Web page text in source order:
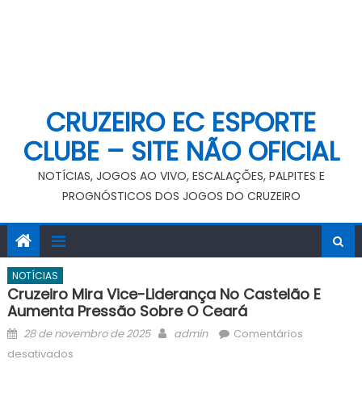
CRUZEIRO EC ESPORTE
CLUBE – SITE NÃO OFICIAL
NOTÍCIAS, JOGOS AO VIVO, ESCALAÇÕES, PALPITES E
PROGNÓSTICOS DOS JOGOS DO CRUZEIRO
NOTÍCIAS
Cruzeiro Mira Vice-Liderança No Castelão E
Aumenta Pressão Sobre O Ceará
Posted
on
28 de novembro de 2025 Author
admin
Comentários
desativadosem